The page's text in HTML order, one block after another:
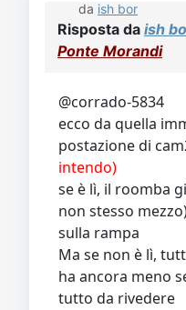
da ish bor
Risposta da ish
Ponte Morandi
@corrado-5834
ecco da quella
postazione di
intendo)
se è lì, il roomba
non stesso
sulla rampa
Ma se non è lì,
ha ancora meno
tutto da rivedere